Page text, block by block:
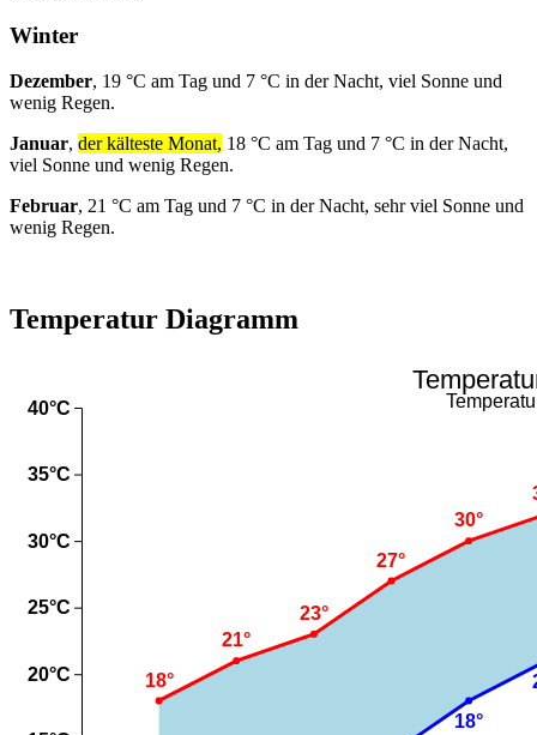
Winter
Dezember, 19 °C am Tag und 7 °C in der Nacht, viel Sonne und
wenig Regen.
Januar, der kälteste Monat, 18 °C am Tag und 7 °C in der Nacht,
viel Sonne und wenig Regen.
Februar, 21 °C am Tag und 7 °C in der Nacht, sehr viel Sonne und
wenig Regen.
Temperatur Diagramm